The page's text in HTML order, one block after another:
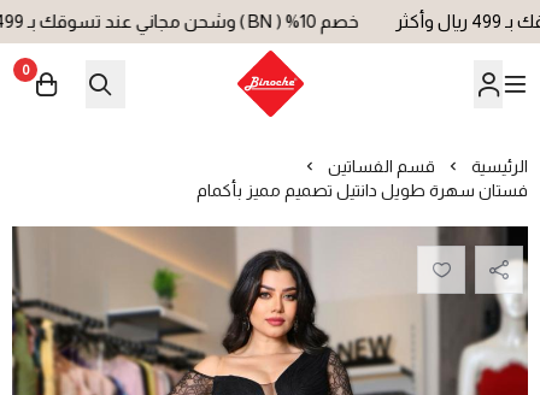
خصم 10% ( BN ) وشحن مجاني عند تسوقك بـ 499 ريال وأكثر
بينوش | Binoche
0
الرئيسية
قسم الفساتين
فستان سهرة طويل دانتيل تصميم مميز بأكمام